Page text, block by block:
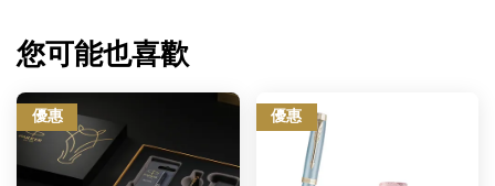
您可能也喜歡
優惠 優惠